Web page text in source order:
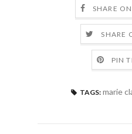
SHARE
SHARE
PIN
TAGS: marie